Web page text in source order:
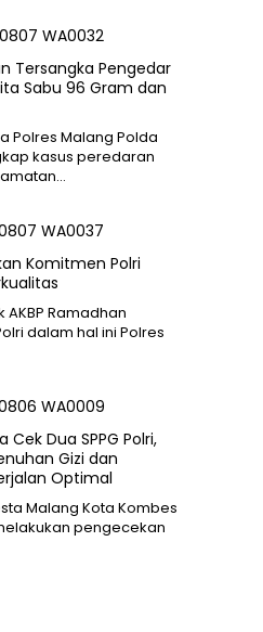
Tersangka Pengedar
Sabu 96 Gram dan
Polres Malang Polda
kasus peredaran
Komitmen Polri
AKBP Ramadhan
dalam hal ini Polres
Dua SPPG Polri,
Gizi dan
Optimal
Malang Kota Kombes
pengecekan